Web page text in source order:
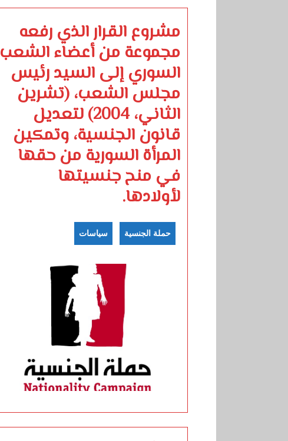
مشروع القرار الذي رفعه
مجموعة من أعضاء الشعب
السوري إلى السيد رئيس
مجلس الشعب، (تشرين
الثاني، 2004) لتعديل
قانون الجنسية، وتمكين
المرأة السورية من حقها
في منح جنسيتها
لأولادها.
حملة الجنسية سياسات